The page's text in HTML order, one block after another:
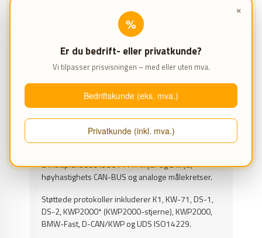
×
%
Er du bedrift- eller privatkunde?
Vi tilpasser prisvisningen – med eller uten mva.
Bedriftskunde (eks. mva.)
Privatkunde (inkl. mva.)
BimCOM kommer med OBD2 til USB-grensesnitt
og er designet for å fungere på Windows
2000/XP/Vista/7/8/10 eller Linux eller Mac OS/X
(ved hjelp av vinemulering).
Maskinvarekravene er svært lave sammenlignet
med forhandlerverktøy.
MASKINVARE
2 multipleksede ISO9141 K-linjer og L-linje,
høyhastighets CAN-BUS og analoge målekretser.
Støttede protokoller inkluderer K1, KW-71, DS-1,
DS-2, KWP2000* (KWP2000-stjerne), KWP2000,
BMW-Fast, D-CAN/KWP og UDS ISO14229.